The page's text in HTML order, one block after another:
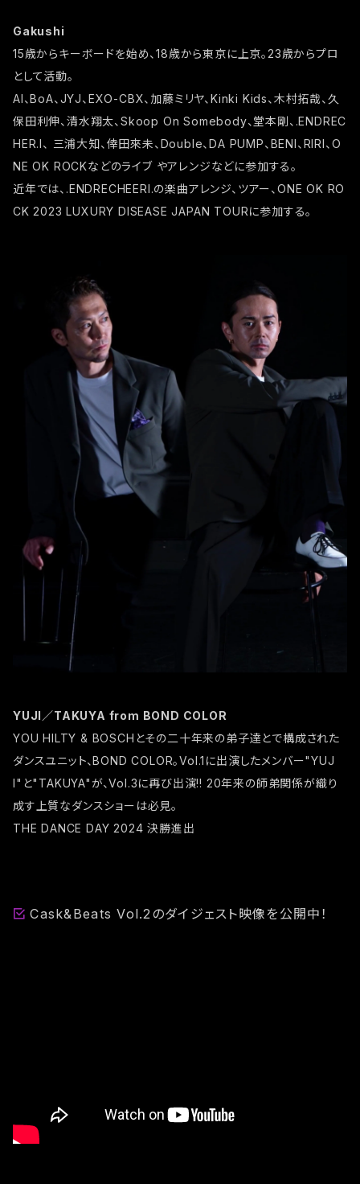
Gakushi
15歳からキーボードを始め、18歳から東京に上京。23歳からプロ
として活動。
AI、BoA、JYJ、EXO-CBX、加藤ミリヤ、Kinki Kids、木村拓哉、久
保田利伸、清水翔太、Skoop On Somebody、堂本剛、.ENDREC
HER.I、 三浦大知、倖田來未、Double、DA PUMP、BENI、RIRI、O
NE OK ROCKなどのライブ やアレンジなどに参加する。
近年では、.ENDRECHEERI.の楽曲アレンジ、ツアー、ONE OK RO
CK 2023 LUXURY DISEASE JAPAN TOURに参加する。
YUJI／TAKUYA from BOND COLOR
YOU HILTY & BOSCHとその二十年来の弟子達とで構成された
ダンスユニット、BOND COLOR。Vol.1に出演したメンバー"YUJ
I"と"TAKUYA"が、Vol.3に再び出演!! 20年来の師弟関係が織り
成す上質なダンスショーは必見。
THE DANCE DAY 2024 決勝進出
Cask&Beats Vol.2のダイジェスト映像を公開中！